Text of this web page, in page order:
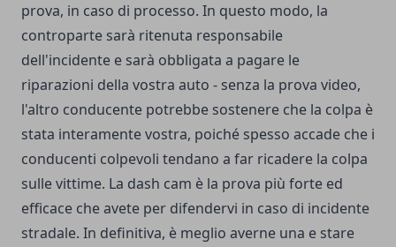
prova, in caso di processo. In questo modo, la
controparte sarà ritenuta responsabile
dell'incidente e sarà obbligata a pagare le
riparazioni della vostra auto - senza la prova video,
l'altro conducente potrebbe sostenere che la colpa è
stata interamente vostra, poiché spesso accade che i
conducenti colpevoli tendano a far ricadere la colpa
sulle vittime. La dash cam è la prova più forte ed
efficace che avete per difendervi in caso di incidente
stradale. In definitiva, è meglio averne una e stare